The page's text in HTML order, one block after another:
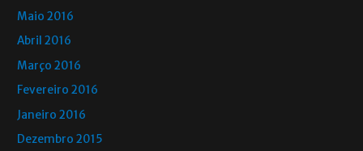
Maio 2016
Abril 2016
Março 2016
Fevereiro 2016
Janeiro 2016
Dezembro 2015